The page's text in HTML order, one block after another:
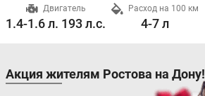
Двигатель
1.4-1.6 л. 193 л.с.
Расход на 100 км
4-7 л
Акция жителям Ростова на Дону!